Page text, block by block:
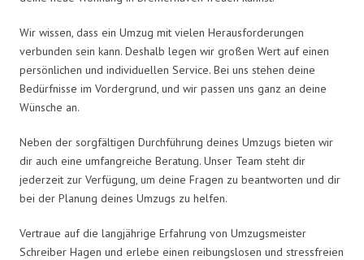
Wir wissen, dass ein Umzug mit vielen Herausforderungen
verbunden sein kann. Deshalb legen wir großen Wert auf einen
persönlichen und individuellen Service. Bei uns stehen deine
Bedürfnisse im Vordergrund, und wir passen uns ganz an deine
Wünsche an.
Neben der sorgfältigen Durchführung deines Umzugs bieten wir
dir auch eine umfangreiche Beratung. Unser Team steht dir
jederzeit zur Verfügung, um deine Fragen zu beantworten und dir
bei der Planung deines Umzugs zu helfen.
Vertraue auf die langjährige Erfahrung von Umzugsmeister
Schreiber Hagen und erlebe einen reibungslosen und stressfreien